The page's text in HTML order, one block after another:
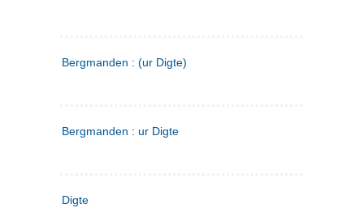
Bergmanden : (ur Digte)
Bergmanden : ur Digte
Digte